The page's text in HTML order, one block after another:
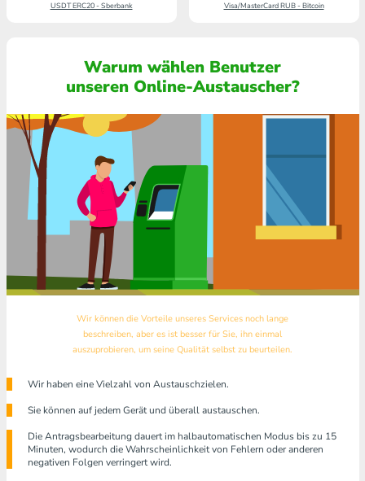
USDT ERC20 - Sberbank Visa/MasterCard RUB - Bitcoin
Warum wählen Benutzer
unseren Online-Austauscher?
Wir können die Vorteile unseres Services noch lange
beschreiben, aber es ist besser für Sie, ihn einmal
auszuprobieren, um seine Qualität selbst zu beurteilen.
Wir haben eine Vielzahl von Austauschzielen.
Sie können auf jedem Gerät und überall austauschen.
Die Antragsbearbeitung dauert im halbautomatischen Modus bis zu 15
Minuten, wodurch die Wahrscheinlichkeit von Fehlern oder anderen
negativen Folgen verringert wird.